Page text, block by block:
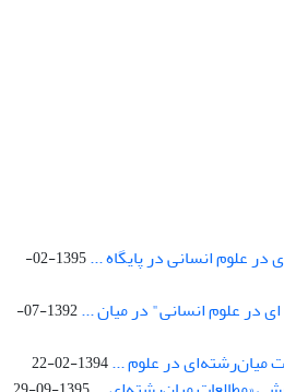
در علوم انسانی در پایگاه ...
1395-02-
در علوم انسانی" در میان ...
1392-07-
میان‌رشته‌ای در علوم ...1394-02-22